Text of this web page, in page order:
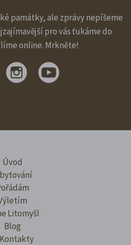
památky, ale zprávy nepíšeme
pro vás ťukáme do
online. Mrkněte!
Úvod
Litomyšl
Blog
Kontakty